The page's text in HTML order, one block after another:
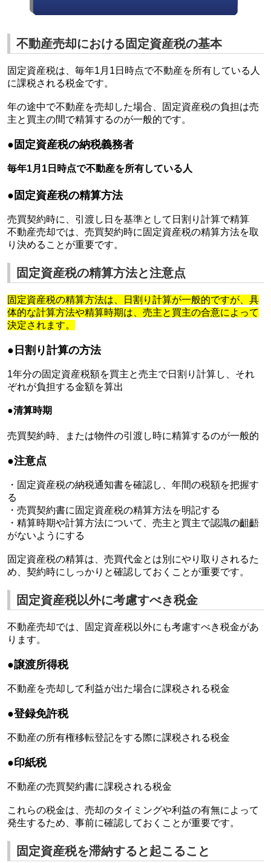
不動産売却における固定資産税の基本
固定資産税は、毎年1月1日時点で不動産を所有している人
に課税される税金です。
年の途中で不動産を売却した場合、固定資産税の負担は売
主と買主の間で精算するのが一般的です。
●固定資産税の納税義務者
毎年1月1日時点で不動産を所有している人
●固定資産税の精算方法
売買契約時に、引渡し日を基準として日割り計算で精算
不動産売却では、売買契約時に固定資産税の精算方法を取
り決めることが重要です。
固定資産税の精算方法と注意点
固定資産税の精算方法は、日割り計算が一般的ですが、具
体的な計算方法や精算時期は、売主と買主の合意によって
決定されます。
●日割り計算の方法
1年分の固定資産税額を買主と売主で日割り計算し、それ
ぞれが負担する金額を算出
●清算時期
売買契約時、または物件の引渡し時に精算するのが一般的
●注意点
・固定資産税の納税通知書を確認し、年間の税額を把握す
る
・売買契約書に固定資産税の精算方法を明記する
・精算時期や計算方法について、売主と買主で認識の齟齬
がないようにする
固定資産税の精算は、売買代金とは別にやり取りされるた
め、契約時にしっかりと確認しておくことが重要です。
固定資産税以外に考慮すべき税金
不動産売却では、固定資産税以外にも考慮すべき税金があ
ります。
●譲渡所得税
不動産を売却して利益が出た場合に課税される税金
●登録免許税
不動産の所有権移転登記をする際に課税される税金
●印紙税
不動産の売買契約書に課税される税金
これらの税金は、売却のタイミングや利益の有無によって
発生するため、事前に確認しておくことが重要です。
固定資産税を滞納すると起こること